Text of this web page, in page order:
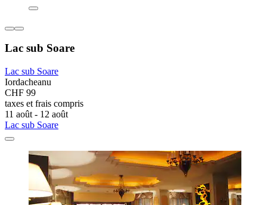
Lac sub Soare
Lac sub Soare
Iordacheanu
CHF 99
taxes et frais compris
11 août - 12 août
Lac sub Soare